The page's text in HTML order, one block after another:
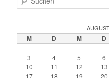
u
e
n
M D M D
3
4 5 6
10
11 12 13
17
18 19 20